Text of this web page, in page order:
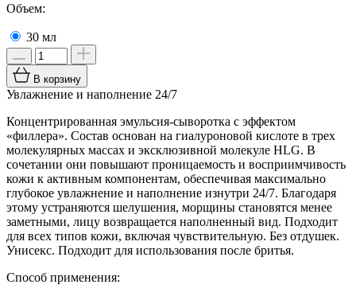
Объем:
30 мл
В корзину
Увлажнение и наполнение 24/7
Концентрированная эмульсия-сыворотка с эффектом
«филлера». Состав основан на гиалуроновой кислоте в трех
молекулярных массах и эксклюзивной молекуле HLG. В
сочетании они повышают проницаемость и восприимчивость
кожи к активным компонентам, обеспечивая максимально
глубокое увлажнение и наполнение изнутри 24/7. Благодаря
этому устраняются шелушения, морщины становятся менее
заметными, лицу возвращается наполненный вид. Подходит
для всех типов кожи, включая чувствительную. Без отдушек.
Унисекс. Подходит для использования после бритья.
Способ применения: